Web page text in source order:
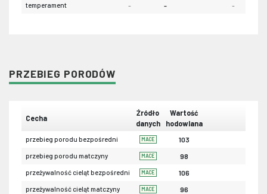
temperament - - -
PRZEBIEG PORODÓW
Cecha
Źródło
danych
Wartość
hodowlana
przebieg porodu bezpośredni MACE 103
przebieg porodu matczyny MACE 98
przeżywalność cieląt bezpośredni MACE 106
przeżywalność cieląt matczyny MACE 96